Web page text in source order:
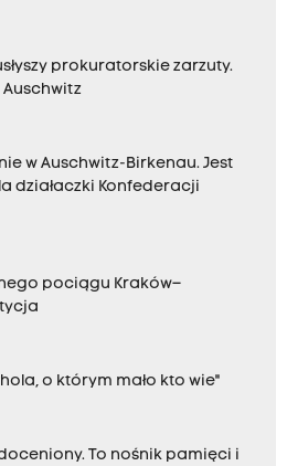
prokuratorskie zarzuty.
Auschwitz
w Auschwitz-Birkenau. Jest
działaczki Konfederacji
pociągu Kraków–
o którym mało kto wie"
To nośnik pamięci i